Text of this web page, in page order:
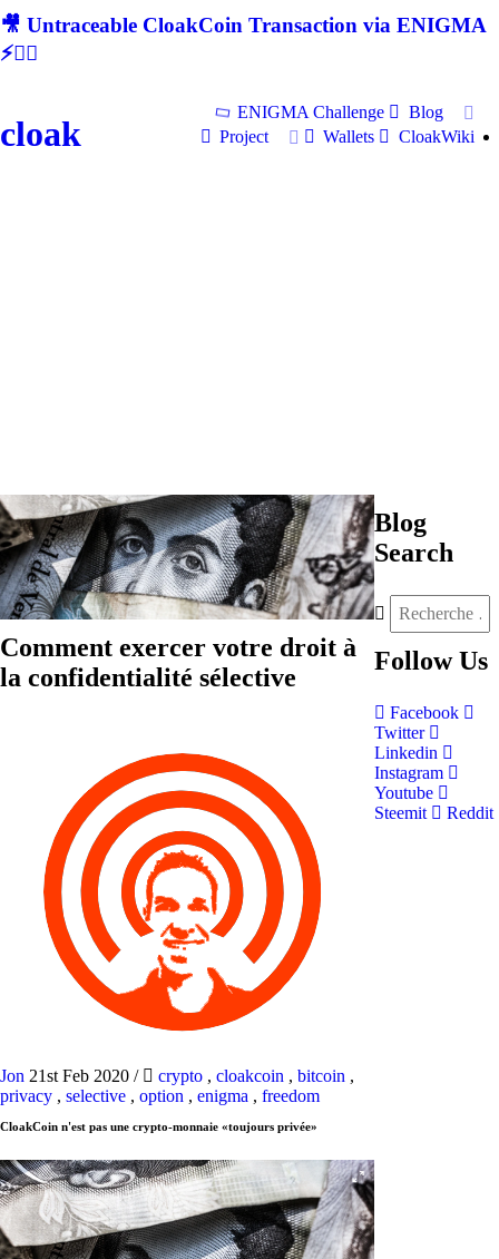
🎥 Untraceable CloakCoin Transaction via ENIGMA
⚡🕵‍♂
cloak
ENIGMA Challenge
Blog
Project
Wallets CloakWiki
Comment exercer votre droit à
la confidentialité sélective
Jon 21st Feb 2020 / crypto , cloakcoin , bitcoin ,
privacy , selective , option , enigma , freedom
CloakCoin n'est pas une crypto-monnaie «toujours privée»
Blog
Search
Follow Us
Facebook
Twitter
Linkedin
Instagram
Youtube
Steemit
Reddit